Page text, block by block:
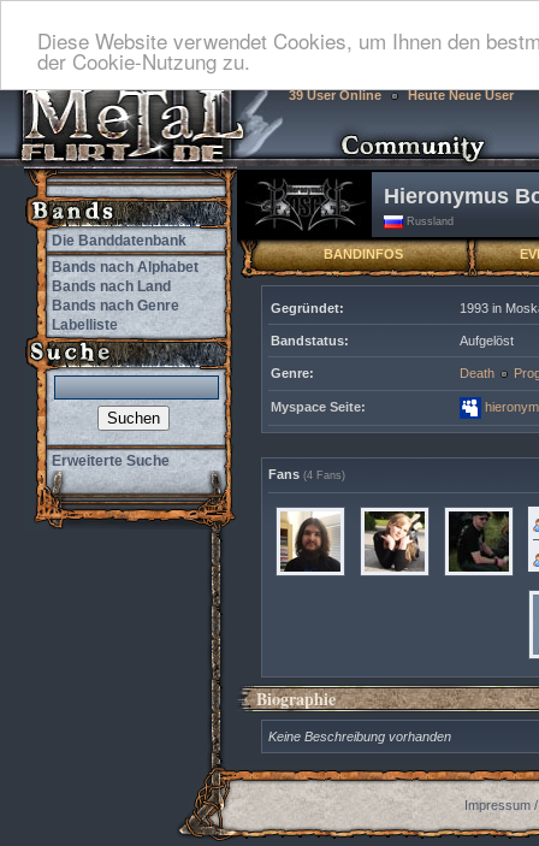
Diese Website verwendet Cookies, um Ihnen den
der Cookie-Nutzung zu.
39 User Online Heute Neue User
Die Banddatenbank
Bands nach Alphabet
Bands nach Land
Bands nach Genre
Labelliste
Erweiterte Suche
Hieronymus
Russland
BANDINFOS
Gegründet: 1993 in
Bandstatus: Aufgelöst
Genre: Death
Myspace Seite:
Fans (4 Fans)
Biographie
Keine Beschreibung vorhanden
Impressum